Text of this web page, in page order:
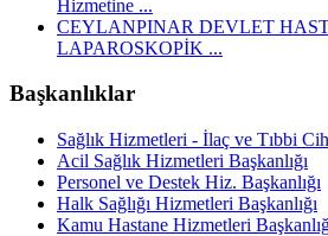
Hizmetine ...
CEYLANPINAR DEVLET
LAPAROSKOPİK ...
Başkanlıklar
Sağlık Hizmetleri - İlaç ve Tıbbi
Acil Sağlık Hizmetleri Başkanlığı
Personel ve Destek Hiz. Başkanlığı
Halk Sağlığı Hizmetleri Başkanlığı
Kamu Hastane Hizmetleri